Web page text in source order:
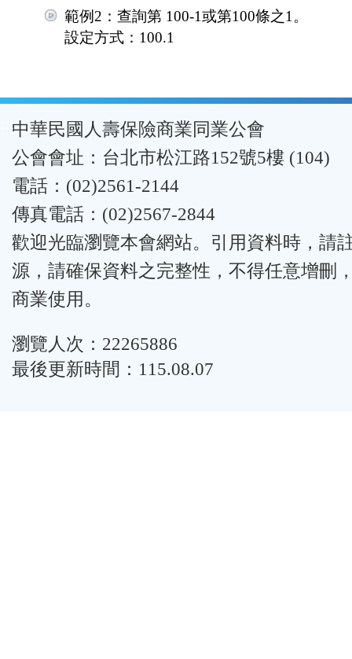
範例2：查詢第 100-1或第100條之1。
設定方式：100.1
:::中華民國人壽保險商業同業公會
公會會址：台北市松江路152號5樓 (104)
電話：(02)2561-2144
傳真電話：(02)2567-2844
歡迎光臨瀏覽本會網站。引用資料時，請
源，請確保資料之完整性，不得任意增刪
商業使用。
瀏覽人次：22265886
最後更新時間：115.08.07